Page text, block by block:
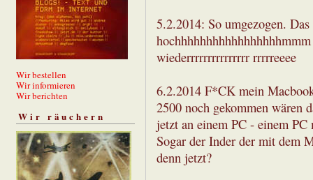
Wir bestellen
Wir informieren
Wir berichten
Wir räuchern
5.2.2014: So umgezogen.
wiederrrrrrrrrrrrrrr rrrrreeee
6.2.2014 F*CK mein
2500 noch gekommen wären
jetzt an einem PC - einem
Sogar der Inder der mit dem
denn jetzt?